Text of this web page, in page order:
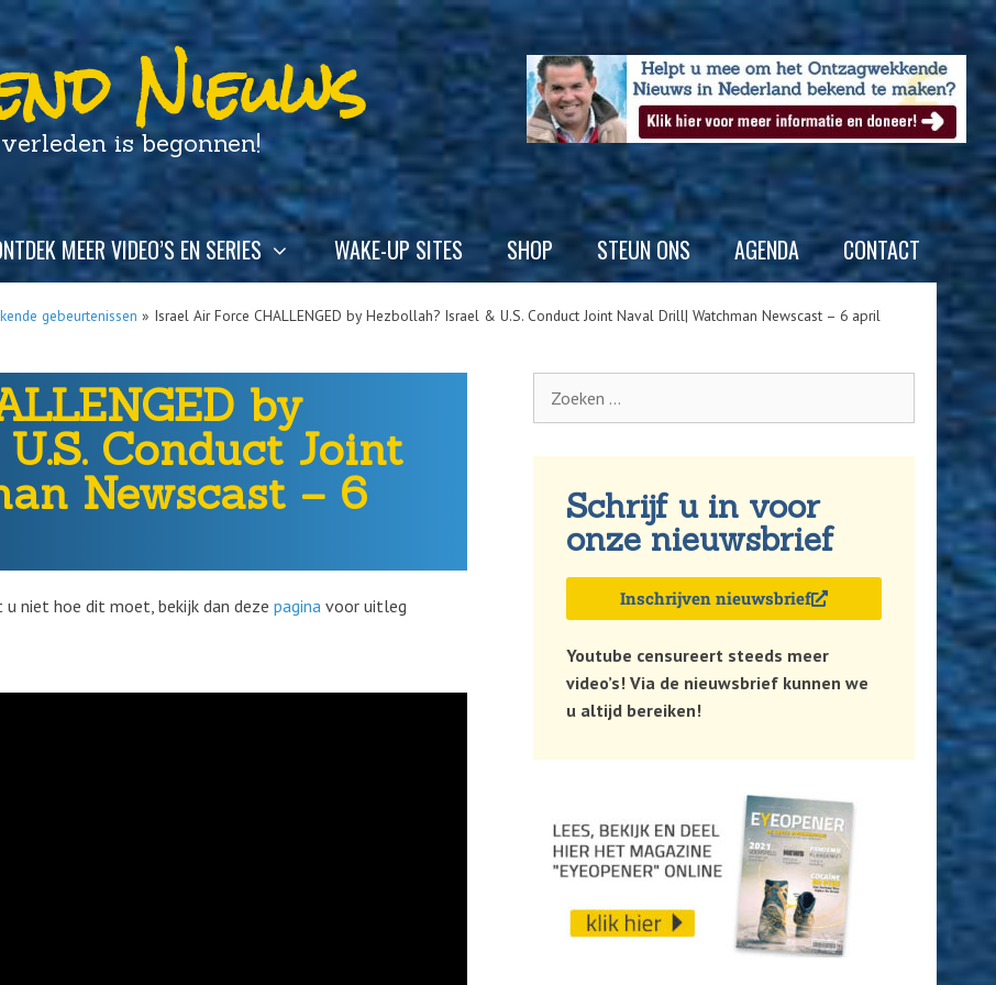
Nieuws
is begonnen!
MEER VIDEO’S EN SERIES WAKE-UP SITES SHOP STEUN ONS AGENDA CONTACT
gebeurtenissen » Israel Air Force CHALLENGED by Hezbollah? Israel & U.S. Conduct Joint Naval Drill| Watchman Newscast – 6 april
by
Conduct Joint
Newscast – 6
niet hoe dit moet, bekijk dan deze pagina voor uitleg
Schrijf u in voor
onze nieuwsbrief
Inschrijven nieuwsbrief
Youtube censureert steeds meer
video’s! Via de nieuwsbrief kunnen we
u altijd bereiken!